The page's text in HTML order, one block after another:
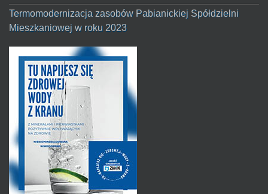
Termomodernizacja zasobów Pabianickiej Spółdzielni
Mieszkaniowej w roku 2023